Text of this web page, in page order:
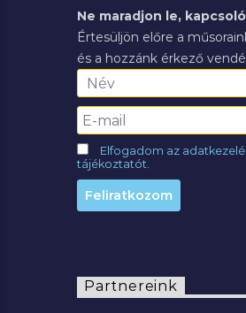
Ne maradjon le,
Értesüljön előre a
és a hozzánk érkező
Elfogadom az
tájékoztatót.
Partnereink